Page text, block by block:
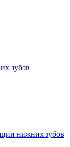
зубов
нижних зубов